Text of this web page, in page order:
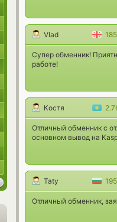
Vlad
Cупер обменник!
работе!
Костя
Отличный обменник с
основном вывод на
Taty
Отличный обменник,